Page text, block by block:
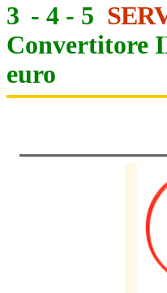
3 - 4 - 5
Convertitore
euro